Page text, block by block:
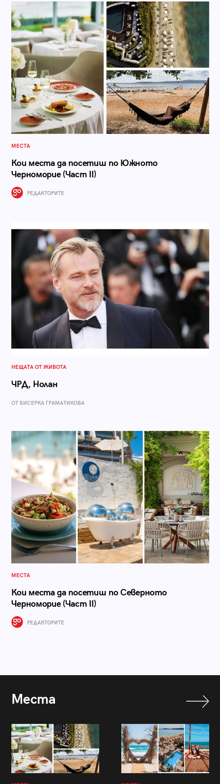
МЕСТА
Кои места да посетиш по Южното
Черноморие (Част II)
РЕДАКТОРИТЕ
НЕЩАТА ОТ ЖИВОТА
ЧРД, Нолан
ОТ БИСЕРКА ГРАМАТИКОВА
МЕСТА
Кои места да посетиш по Северното
Черноморие (Част II)
РЕДАКТОРИТЕ
Места